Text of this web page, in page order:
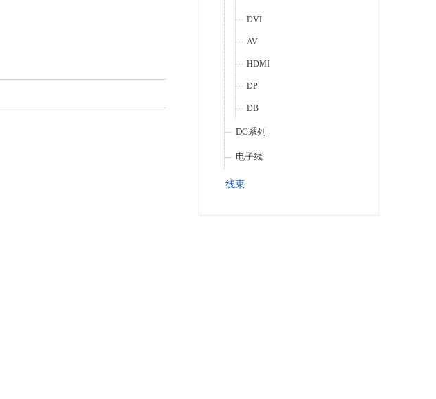
DVI
AV
HDMI
DP
DB
DC系列
电子线
线束